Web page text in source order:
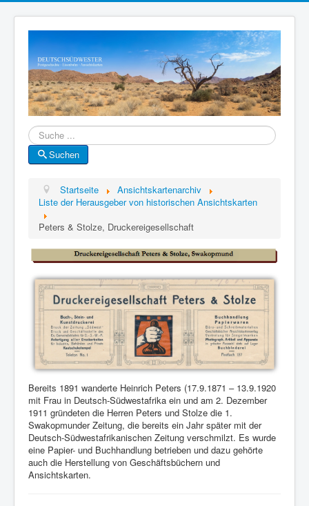
Suche
Suchen
Startseite
Ansichtskartenarchiv
Liste der Herausgeber von historischen Ansichtskarten
Peters & Stolze, Druckereigesellschaft
Bereits 1891 wanderte Heinrich Peters (17.9.1871 – 13.9.1920
mit Frau in Deutsch-Südwestafrika ein und am 2. Dezember
1911 gründeten die Herren Peters und Stolze die 1.
Swakopmunder Zeitung, die bereits ein Jahr später mit der
Deutsch-Südwestafrikanischen Zeitung verschmilzt. Es wurde
eine Papier- und Buchhandlung betrieben und dazu gehörte
auch die Herstellung von Geschäftsbüchern und
Ansichtskarten.